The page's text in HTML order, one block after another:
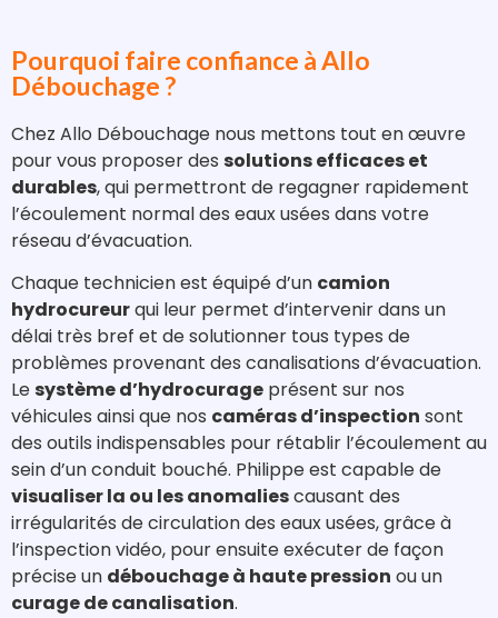
Pourquoi faire confiance à Allo
Débouchage ?
Chez Allo Débouchage nous mettons tout en œuvre
pour vous proposer des solutions efficaces et
durables, qui permettront de regagner rapidement
l’écoulement normal des eaux usées dans votre
réseau d’évacuation.
Chaque technicien est équipé d’un camion
hydrocureurqui leur permet d’intervenir dans un
délai très bref et de solutionner tous types de
problèmes provenant des canalisations d’évacuation.
Lesystème d’hydrocurage présent sur nos
véhicules ainsi que nos caméras d’inspection sont
des outils indispensables pour rétablir l’écoulement au
sein d’un conduit bouché. Philippe est capable de
visualiser la ou les anomaliescausant des
irrégularités de circulation des eaux usées, grâce à
l’inspection vidéo, pour ensuite exécuter de façon
précise un débouchage à haute pression ou un
curage de canalisation.